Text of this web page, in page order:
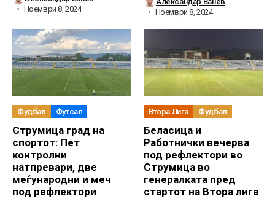
Ноември 8, 2024
Ноември 8, 2024
Фудбал Футсал
Струмица град на
спортот: Пет
контролни
натпревари, две
меѓународни и меч
под рефлектори
Втора Лига Фудбал
Беласица и
Работнички вечерва
под рефлектори во
Струмица во
генералката пред
стартот на Втора лига